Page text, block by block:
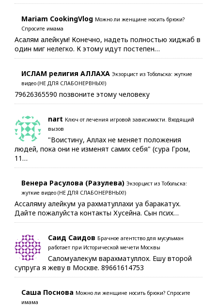
Mariam CookingVlog Можно ли женщине носить брюки?
Спросите имама
Асалям алейкум! Конечно, надеть полностью хиджаб в
один миг нелегко. К этому идут постепен…
ИСЛАМ религия АЛЛАХА Экзорцист из Тобольска: жуткие
видео (НЕ ДЛЯ СЛАБОНЕРВНЫХ!)
79626365590 позвоните этому человеку
nart Ключ от лечения игровой зависимости. Входящий
вызов
"Воистину, Аллах не меняет положения
людей, пока они не изменят самих себя" (сура Гром,
11…
Венера Расулова (Разулева) Экзорцист из Тобольска:
жуткие видео (НЕ ДЛЯ СЛАБОНЕРВНЫХ!)
Ассаляму алейкум уа рахматуллахи уа баракатух.
Дайте пожалуйста контакты Хусейна. Сын псих…
Саид Саидов Брачное агентство для мусульман
работает при Исторической мечети Москвы
Саломуалекум варахматуллох. Ешу второй
супруга я жеву в Москве. 89661614753
Саша Поснова Можно ли женщине носить брюки? Спросите
имама